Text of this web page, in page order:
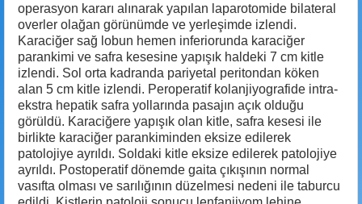
operasyon kararı alınarak yapılan laparotomide bilateral
overler olağan görünümde ve yerleşimde izlendi.
Karaciğer sağ lobun hemen inferiorunda karaciğer
parankimi ve safra kesesine yapışık haldeki 7 cm kitle
izlendi. Sol orta kadranda pariyetal peritondan köken
alan 5 cm kitle izlendi. Peroperatif kolanjiyografide intra-
ekstra hepatik safra yollarında pasajın açık olduğu
görüldü. Karaciğere yapışık olan kitle, safra kesesi ile
birlikte karaciğer parankiminden eksize edilerek
patolojiye ayrıldı. Soldaki kitle eksize edilerek patolojiye
ayrıldı. Postoperatif dönemde gaita çıkışının normal
vasıfta olması ve sarılığının düzelmesi nedeni ile taburcu